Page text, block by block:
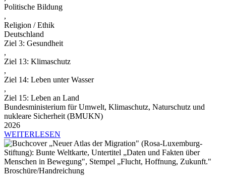
Politische Bildung
,
Religion / Ethik
Deutschland
Ziel 3: Gesundheit
,
Ziel 13: Klimaschutz
,
Ziel 14: Leben unter Wasser
,
Ziel 15: Leben an Land
Bundesministerium für Umwelt, Klimaschutz, Naturschutz und
nukleare Sicherheit (BMUKN)
2026
WEITERLESEN
Broschüre/Handreichung